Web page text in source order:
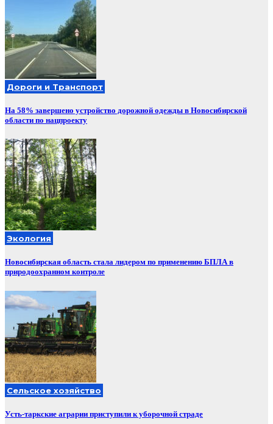
Дороги и Транспорт
На 58% завершено устройство дорожной одежды в Новосибирской
области по нацпроекту
Экология
Новосибирская область стала лидером по применению БПЛА в
природоохранном контроле
Сельское хозяйство
Усть-таркские аграрии приступили к уборочной страде